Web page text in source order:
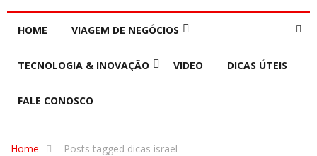
HOME VIAGEM DE NEGÓCIOS
TECNOLOGIA & INOVAÇÃO VIDEO DICAS ÚTEIS
FALE CONOSCO
Home Posts tagged dicas israel